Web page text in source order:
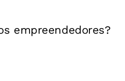
empreendedores?